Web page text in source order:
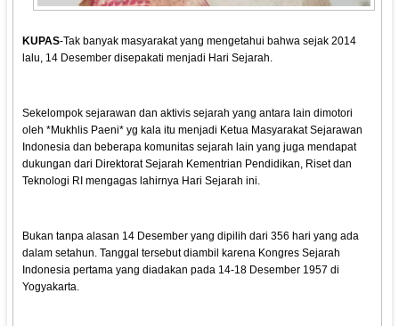
KUPAS-Tak banyak masyarakat yang mengetahui bahwa sejak 2014
lalu, 14 Desember disepakati menjadi Hari Sejarah.
Sekelompok sejarawan dan aktivis sejarah yang antara lain dimotori
oleh *Mukhlis Paeni* yg kala itu menjadi Ketua Masyarakat Sejarawan
Indonesia dan beberapa komunitas sejarah lain yang juga mendapat
dukungan dari Direktorat Sejarah Kementrian Pendidikan, Riset dan
Teknologi RI mengagas lahirnya Hari Sejarah ini.
Bukan tanpa alasan 14 Desember yang dipilih dari 356 hari yang ada
dalam setahun. Tanggal tersebut diambil karena Kongres Sejarah
Indonesia pertama yang diadakan pada 14-18 Desember 1957 di
Yogyakarta.